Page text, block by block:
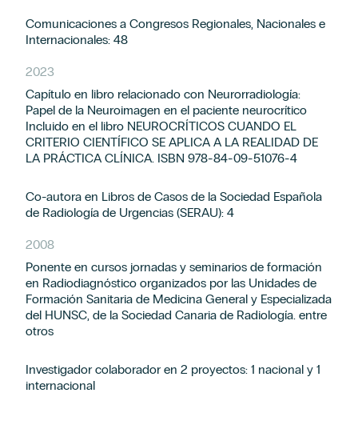
Comunicaciones a Congresos Regionales, Nacionales e
Internacionales: 48
2023
Capítulo en libro relacionado con Neurorradiología:
Papel de la Neuroimagen en el paciente neurocrítico
Incluido en el libro NEUROCRÍTICOS CUANDO EL
CRITERIO CIENTÍFICO SE APLICA A LA REALIDAD DE
LA PRÁCTICA CLÍNICA. ISBN 978-84-09-51076-4
Co-autora en Libros de Casos de la Sociedad Española
de Radiología de Urgencias (SERAU): 4
2008
Ponente en cursos jornadas y seminarios de formación
en Radiodiagnóstico organizados por las Unidades de
Formación Sanitaria de Medicina General y Especializada
del HUNSC, de la Sociedad Canaria de Radiología. entre
otros
Investigador colaborador en 2 proyectos: 1 nacional y 1
internacional